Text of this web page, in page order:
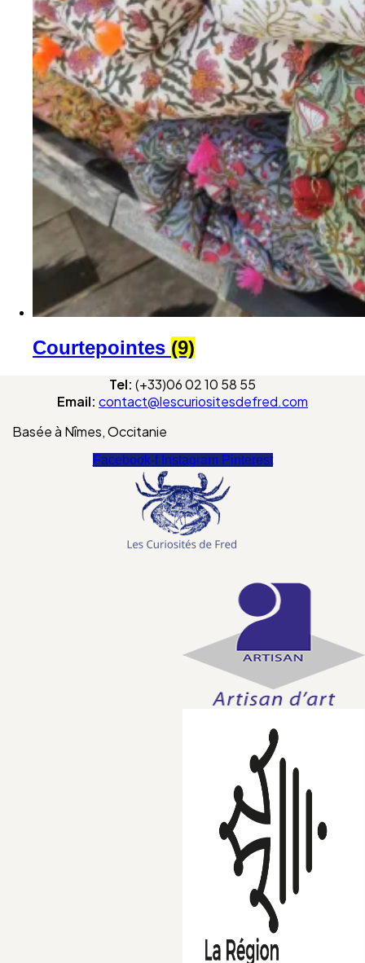
Courtepointes (9)
Tel: (+33)06 02 10 58 55
Email: contact@lescuriositesdefred.com
Basée à Nîmes, Occitanie
Facebook-f Instagram Pinterest